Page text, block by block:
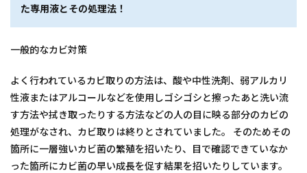
た専用液とその処理法！
一般的なカビ対策
よく行われているカビ取りの方法は、酸や中性洗剤、弱アルカリ
性液またはアルコールなどを使用しゴシゴシと擦ったあと洗い流
す方法や拭き取ったりする方法などの人の目に映る部分のカビの
処理がなされ、カビ取りは終りとされていました。 そのためその
箇所に一層強いカビ菌の繁殖を招いたり、目で確認できていなか
った箇所にカビ菌の早い成長を促す結果を招いたりしています。